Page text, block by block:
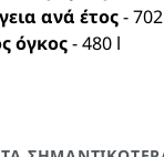
ανά έτος-702
όγκος-480 l